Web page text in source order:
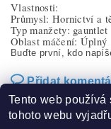
Vlastnosti:
Průmysl: Hornictví a
Typ manžety: gauntlet
Oblast máčení: Úplný
Buďte první, kdo
Přidat
Tento web
tohoto webu